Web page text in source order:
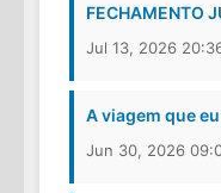
FECHAMENTO
Jul 13, 2026
A viagem que
Jun 30, 2026